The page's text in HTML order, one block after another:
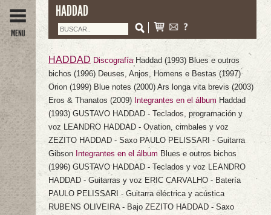
MENU
HADDAD
HADDAD Discografía Haddad (1993) Blues e outros
bichos (1996) Deuses, Anjos, Homens e Bestas (1997)
Orion (1999) Blue notes (2000) Ars longa vita brevis (2003)
Eros & Thanatos (2009) Integrantes en el álbum Haddad
(1993) GUSTAVO HADDAD - Teclados, programación y
voz LEANDRO HADDAD - Ovation, cimbales y voz
ZEZITO HADDAD - Saxo PAULO PELISSARI - Guitarra
Gibson Integrantes en el álbum Blues e outros bichos
(1996) GUSTAVO HADDAD - Teclados y voz LEANDRO
HADDAD - Guitarras y voz ERIC CARVALHO - Batería
PAULO PELISSARI - Guitarra eléctrica y acústica
RUBENS OLIVEIRA - Bajo ZEZITO HADDAD - Saxo